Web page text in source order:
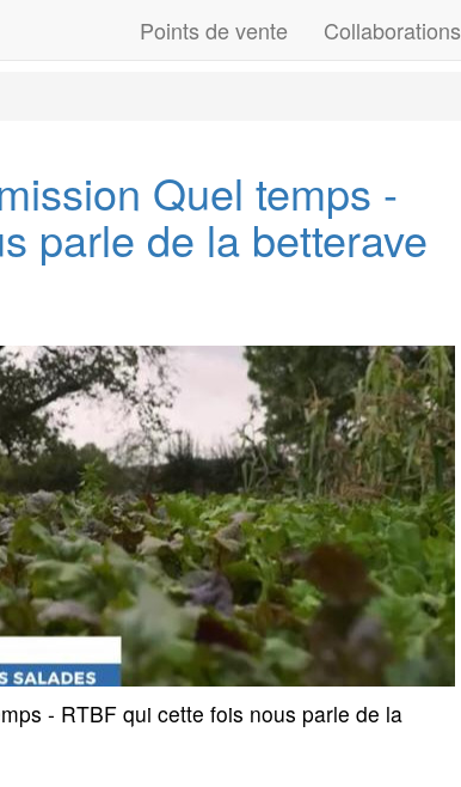
Points de vente Collaborations
Quel temps -
parle de la betterave
- RTBF qui cette fois nous parle de la